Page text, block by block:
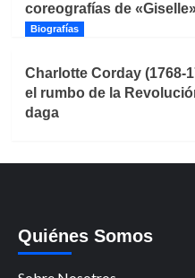
coreografías de
Biografías
Charlotte Corday (1768-
el rumbo de la
daga
Quiénes Somos